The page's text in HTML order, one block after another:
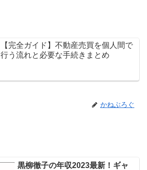
【完全ガイド】不動産売買を個人間で
行う流れと必要な手続きまとめ
かねぶろぐ
黒柳徹子の年収2023最新！ギャ